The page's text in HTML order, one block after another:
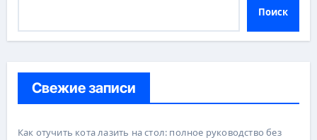
Поиск
Свежие записи
Как отучить кота лазить на стол: полное руководство без